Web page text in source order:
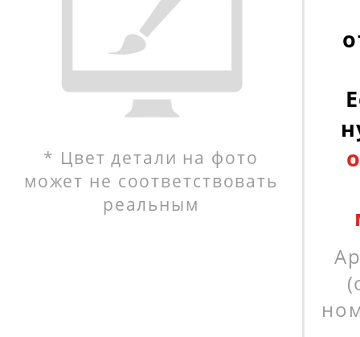
* Цвет детали на фото
может не соответствовать
реальным